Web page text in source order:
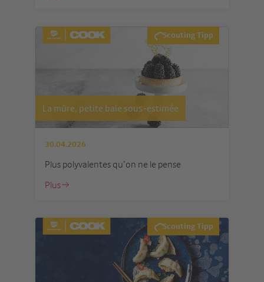
Scouting Tipp
La mûre, petite baie sous-estimée
30.04.2026
Plus polyvalentes qu’on ne le pense
Plus
Scouting Tipp